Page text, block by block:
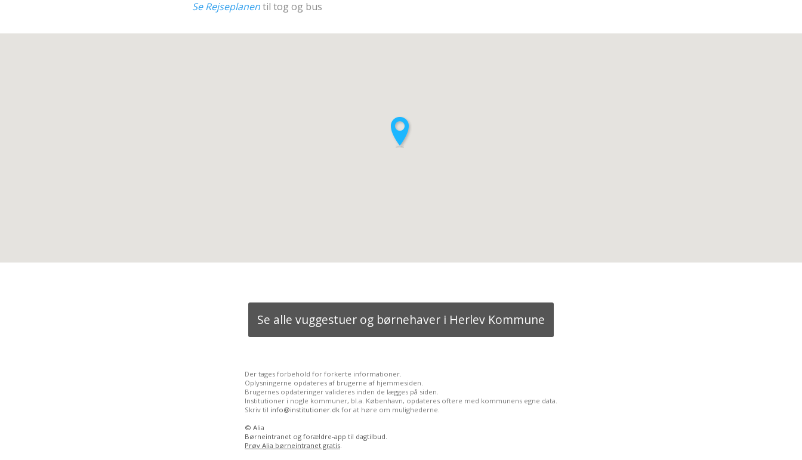
Se Rejseplanentil tog og bus
Se alle vuggestuer og børnehaver i Herlev Kommune
Der tages forbehold for forkerte informationer.
Oplysningerne opdateres af brugerne af hjemmesiden.
Brugernes opdateringer valideres inden de lægges på siden.
Institutioner i nogle kommuner, bl.a. København, opdateres oftere med kommunens egne data.
Skriv til info@institutioner.dk for at høre om mulighederne.
© Alia
Børneintranet og forældre-app til dagtilbud.
Prøv Alia børneintranet gratis